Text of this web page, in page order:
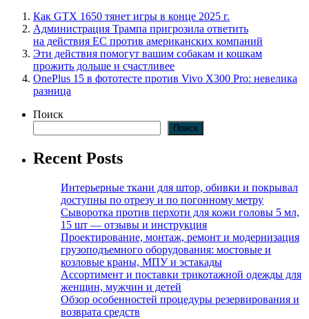
Как GTX 1650 тянет игры в конце 2025 г.
Администрация Трампа пригрозила ответить
на действия ЕС против американских компаний
Эти действия помогут вашим собакам и кошкам
прожить дольше и счастливее
OnePlus 15 в фототесте против Vivo X300 Pro: невелика
разница
Поиск
Поиск
Recent Posts
Интерьерные ткани для штор, обивки и покрывал
доступны по отрезу и по погонному метру
Сыворотка против перхоти для кожи головы 5 мл,
15 шт — отзывы и инструкция
Проектирование, монтаж, ремонт и модернизация
грузоподъемного оборудования: мостовые и
козловые краны, МПУ и эстакады
Ассортимент и поставки трикотажной одежды для
женщин, мужчин и детей
Обзор особенностей процедуры резервирования и
возврата средств